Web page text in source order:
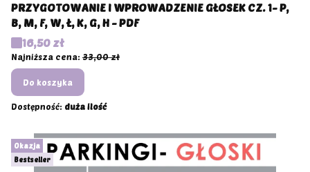
PRZYGOTOWANIE I WPROWADZENIE GŁOSEK CZ. 1- P,
B, M, F, W, Ł, K, G, H - PDF
Cena promocyjna
16,50 zł
Najniższa cena: 33,00 zł
Do koszyka
Dostępność: duża ilość
Okazja
Bestseller